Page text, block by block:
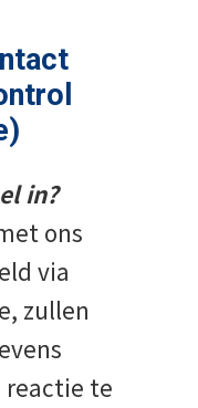
in?
ons
via
zullen
reactie te